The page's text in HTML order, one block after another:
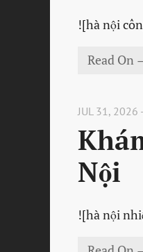
![hà nội
Read On
JUL 31, 2026
Nội
![hà nội